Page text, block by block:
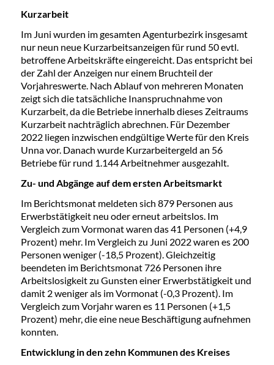
Kurzarbeit
Im Juni wurden im gesamten Agenturbezirk insgesamt
nur neun neue Kurzarbeitsanzeigen für rund 50 evtl.
betroffene Arbeitskräfte eingereicht. Das entspricht bei
der Zahl der Anzeigen nur einem Bruchteil der
Vorjahreswerte. Nach Ablauf von mehreren Monaten
zeigt sich die tatsächliche Inanspruchnahme von
Kurzarbeit, da die Betriebe innerhalb dieses Zeitraums
Kurzarbeit nachträglich abrechnen. Für Dezember
2022 liegen inzwischen endgültige Werte für den Kreis
Unna vor. Danach wurde Kurzarbeitergeld an 56
Betriebe für rund 1.144 Arbeitnehmer ausgezahlt.
Zu- und Abgänge auf dem ersten Arbeitsmarkt
Im Berichtsmonat meldeten sich 879 Personen aus
Erwerbstätigkeit neu oder erneut arbeitslos. Im
Vergleich zum Vormonat waren das 41 Personen (+4,9
Prozent) mehr. Im Vergleich zu Juni 2022 waren es 200
Personen weniger (-18,5 Prozent). Gleichzeitig
beendeten im Berichtsmonat 726 Personen ihre
Arbeitslosigkeit zu Gunsten einer Erwerbstätigkeit und
damit 2 weniger als im Vormonat (-0,3 Prozent). Im
Vergleich zum Vorjahr waren es 11 Personen (+1,5
Prozent) mehr, die eine neue Beschäftigung aufnehmen
konnten.
Entwicklung in den zehn Kommunen des Kreises